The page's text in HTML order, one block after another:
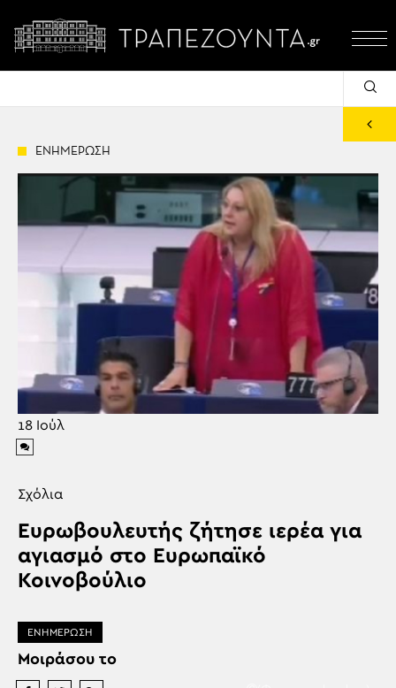
ΕΝΗΜΕΡΩΣΗ
18 Ιούλ
Σχόλια
Ευρωβουλευτής ζήτησε ιερέα για
αγιασμό στο Ευρωπαϊκό
Κοινοβούλιο
ΕΝΗΜΕΡΩΣΗ
Μοιράσου το